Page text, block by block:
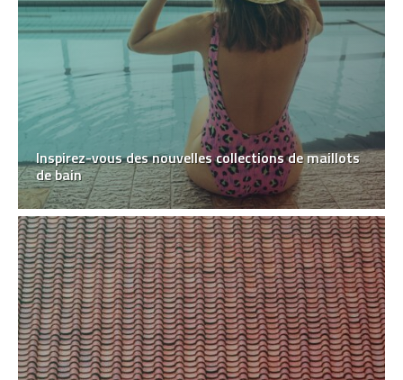
Inspirez-vous des nouvelles collections de maillots
de bain